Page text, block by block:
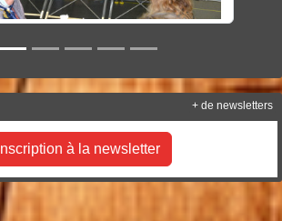
Inscription à la newsletter
+ de newsletters